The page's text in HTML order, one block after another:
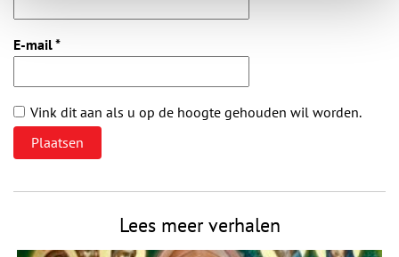
E-mail*
Vink dit aan als u op de hoogte gehouden wil worden.
Lees meer verhalen